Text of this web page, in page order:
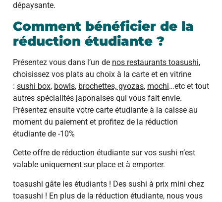
dépaysante.
Comment bénéficier de la
réduction étudiante ?
Présentez vous dans l’un de nos restaurants toasushi,
choisissez vos plats au choix à la carte et en vitrine
: sushi box, bowls, brochettes, gyozas, mochi…etc et tout
autres spécialités japonaises qui vous fait envie.
Présentez ensuite votre carte étudiante à la caisse au
moment du paiement et profitez de la réduction
étudiante de -10%
Cette offre de réduction étudiante sur vos sushi n’est
valable uniquement sur place et à emporter.
toasushi gâte les étudiants ! Des sushi à prix mini chez
toasushi ! En plus de la réduction étudiante, nous vous